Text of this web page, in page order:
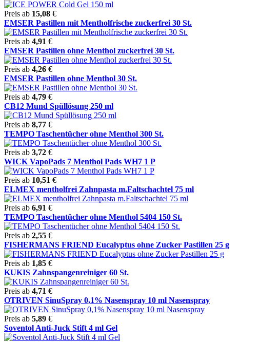
Preis ab 15,08 €
EMSER Pastillen mit Mentholfrische zuckerfrei 30 St.
Preis ab 4,91 €
EMSER Pastillen ohne Menthol zuckerfrei 30 St.
Preis ab 4,26 €
EMSER Pastillen ohne Menthol 30 St.
Preis ab 4,79 €
CB12 Mund Spüllösung 250 ml
Preis ab 8,77 €
TEMPO Taschentücher ohne Menthol 300 St.
Preis ab 3,72 €
WICK VapoPads 7 Menthol Pads WH7 1 P
Preis ab 10,51 €
ELMEX mentholfrei Zahnpasta m.Faltschachtel 75 ml
Preis ab 6,91 €
TEMPO Taschentücher ohne Menthol 5404 150 St.
Preis ab 2,55 €
FISHERMANS FRIEND Eucalyptus ohne Zucker Pastillen 25 g
Preis ab 1,85 €
KUKIS Zahnspangenreiniger 60 St.
Preis ab 4,71 €
OTRIVEN SinuSpray 0,1% Nasenspray 10 ml Nasenspray
Preis ab 5,89 €
Soventol Anti-Juck Stift 4 ml Gel